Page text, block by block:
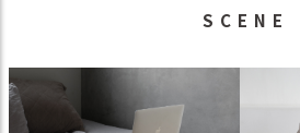
SCENE